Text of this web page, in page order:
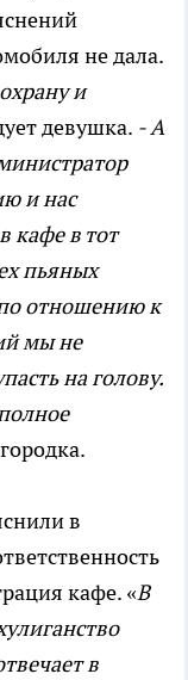
не дала.
и
девушка. - А
и нас
кафе в тот
пьяных
отношению к
мы не
на голову.
в
кафе. «В
в